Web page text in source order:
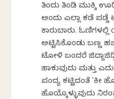
ತಿಂದು ತಿಂಡಿ ಮುಕ್ಕಿ
ಅಂದು ಎಲ್ಲಾ ಕಡೆ ಪಡ್ಡೆ
ಕಾರುಬಾರು.
ಅಟ್ಟಿಸಿಕೊಂಡು ಬಣ್ಣ
ಟೋಳಿ ಬಂದರೆ
ಹಾಕುವುದು ಮತ್ತು
ಪಂದ್ಯ ಕಟ್ಟಿದಂತೆ `ಕೀ
ಹೊಯ್ಕೊಳ್ಳುವುದು